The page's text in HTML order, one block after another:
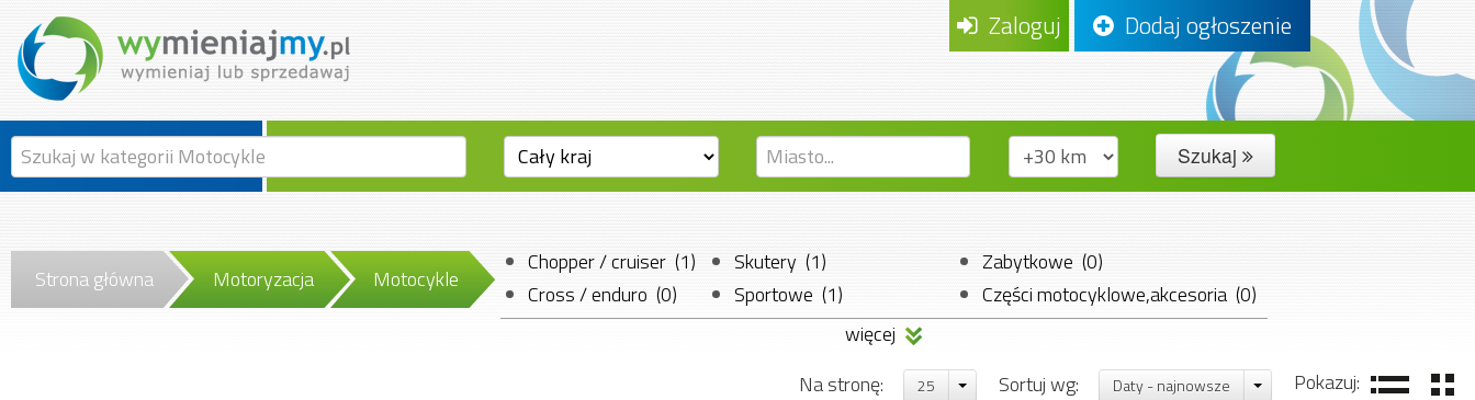
Zaloguj Dodaj ogłoszenie
Szukaj
Strona główna Motoryzacja Motocykle
Chopper / cruiser (1)
Cross / enduro (0)
Motorowery (0)
Skutery (1)
Sportowe (1)
Szosowo-turystyczne (5)
Zabytkowe (0)
Części motocyklowe,akcesoria (0)
Pozostałe (0)
więcej
Pokazuj:
Sortuj wg: Daty - najnowsze
Na stronę: 25